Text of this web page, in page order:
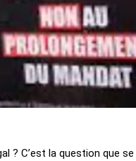
? C’est la question que